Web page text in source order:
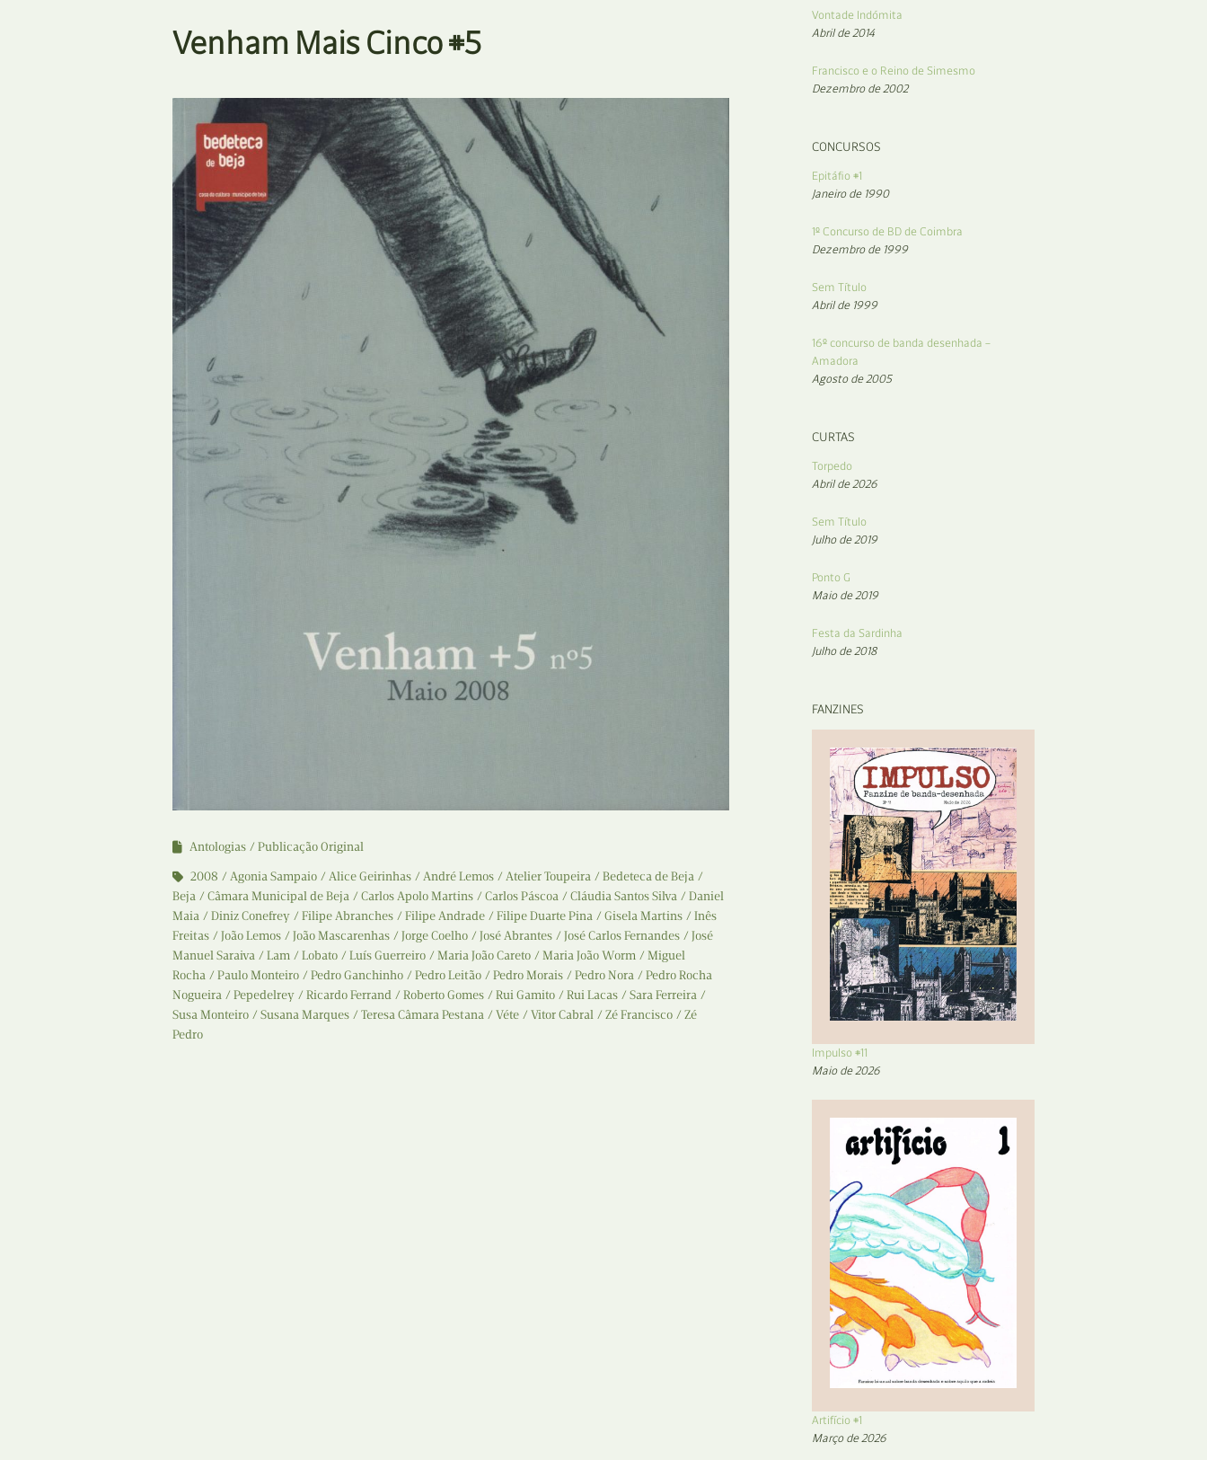
Concursos
Curtas
Edição Digital
Edição Portuguesa
Exposições e Eventos
Fanzines
Festivais e Salões
Formação
Internacional
Estudos
Publicação Original
Rubricas
Tertúlias
Web BD
Venham Mais Cinco #5
Antologias
Publicação Original
2008
Agonia Sampaio Alice Geirinhas André Lemos Atelier Toupeira
Bedeteca de Beja
Beja
Câmara Municipal de Beja Carlos Apolo Martins Carlos Páscoa Cláudia Santos Silva
Daniel
Maia
Diniz Conefrey Filipe Abranches Filipe Andrade Filipe Duarte Pina Gisela Martins
Inês
Freitas
João Lemos João Mascarenhas Jorge Coelho José Abrantes José Carlos Fernandes
José
Manuel Saraiva
Lam Lobato Luís Guerreiro Maria João Careto Maria João Worm
Miguel
Rocha
Paulo Monteiro Pedro Ganchinho Pedro Leitão Pedro Morais Pedro Nora
Pedro Rocha
Nogueira
Pepedelrey Ricardo Ferrand Roberto Gomes Rui Gamito Rui Lacas
Sara Ferreira
Susa Monteiro
Susana Marques Teresa Câmara Pestana Véte Vitor Cabral Zé Francisco
Zé
Pedro
Vontade Indómita
Abril de 2014
Francisco e o Reino de Simesmo
Dezembro de 2002
CONCURSOS
Epitáfio #1
Janeiro de 1990
1º Concurso de BD de Coimbra
Dezembro de 1999
Sem Título
Abril de 1999
16º concurso de banda desenhada –
Amadora
Agosto de 2005
CURTAS
Torpedo
Abril de 2026
Sem Título
Julho de 2019
Ponto G
Maio de 2019
Festa da Sardinha
Julho de 2018
FANZINES
Impulso #11
Maio de 2026
Artifício #1
Março de 2026